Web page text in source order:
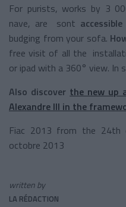
For purists, works by 3
nave, are sont
budging from your sofa.
free visit of all the
or ipad with a 360° view. In
Also discover the new up
Alexandre III in the
Fiac 2013 from the
octobre 2013
written by
LA RÉDACTION